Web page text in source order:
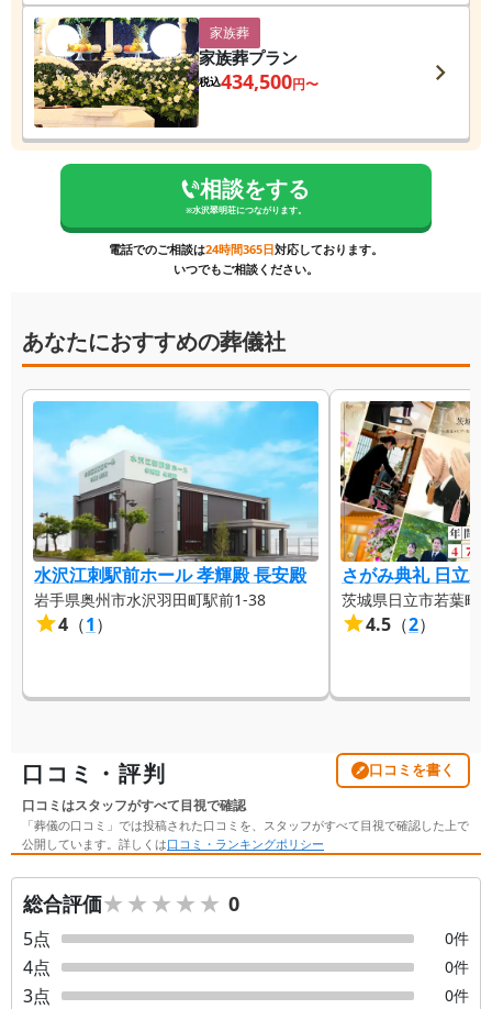
家族葬
家族葬プラン
税込434,500円〜
相談をする
※水沢翠明荘につながります。
電話でのご相談は24時間365日対応しております。
いつでもご相談ください。
あなたにおすすめの葬儀社
水沢江刺駅前ホール 孝輝殿 長安殿
岩手県奥州市水沢羽田町駅前1-38
4 （1）
さがみ典礼 日立
茨城県日立市若葉町
4.5 （2）
口コミ・評判 口コミを書く
口コミはスタッフがすべて目視で確認
「葬儀の口コミ」では投稿された口コミを、スタッフがすべて目視で確認した上で
公開しています。詳しくは口コミ・ランキングポリシー
総合評価★★★★★
★★★★★ 0
5点 0件
4点 0件
3点 0件